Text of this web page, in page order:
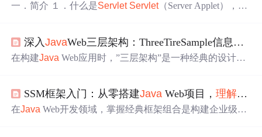
一．简介 １．什么是Servlet Servlet（Server Applet），全
动态Web内容。狭义的Servlet 是指Java语言实现的一个接
口，广义的Servlet是指任何实现了这个Servlet接口的类，
深入JavaWeb三层架构：ThreeTireSample信息管理系统实战
在构建Java Web应用时，”三层架构”是一种经典的设计模
可扩展性和可重用性。Java Beans是 Java平台上可复用的
软件组件。它遵循特定的编码规范，包括有一个无参构造
SSM框架入门：从零搭建Java Web项目，理解
在Java Web开发领域，掌握经典框架组合是构建企业级应